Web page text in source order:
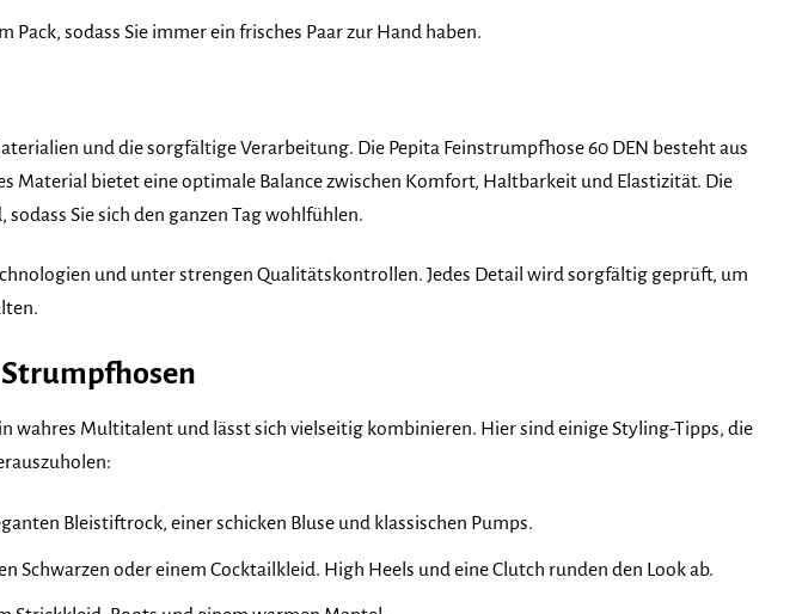
sodass Sie immer ein frisches Paar zur Hand haben.
und die sorgfältige Verarbeitung. Die Pepita Feinstrumpfhose 60 DEN besteht aus
Material bietet eine optimale Balance zwischen Komfort, Haltbarkeit und Elastizität. Die
Sie sich den ganzen Tag wohlfühlen.
und unter strengen Qualitätskontrollen. Jedes Detail wird sorgfältig geprüft, um
wahres Multitalent und lässt sich vielseitig kombinieren. Hier sind einige Styling-Tipps, die
Bleistiftrock, einer schicken Bluse und klassischen Pumps.
Schwarzen oder einem Cocktailkleid. High Heels und eine Clutch runden den Look ab.